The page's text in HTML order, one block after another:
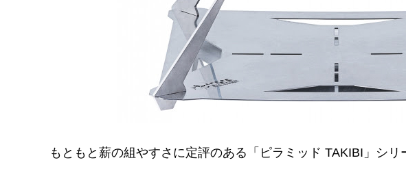
もともと薪の組やすさに定評のある「ピラミッド TAKIBI」シ